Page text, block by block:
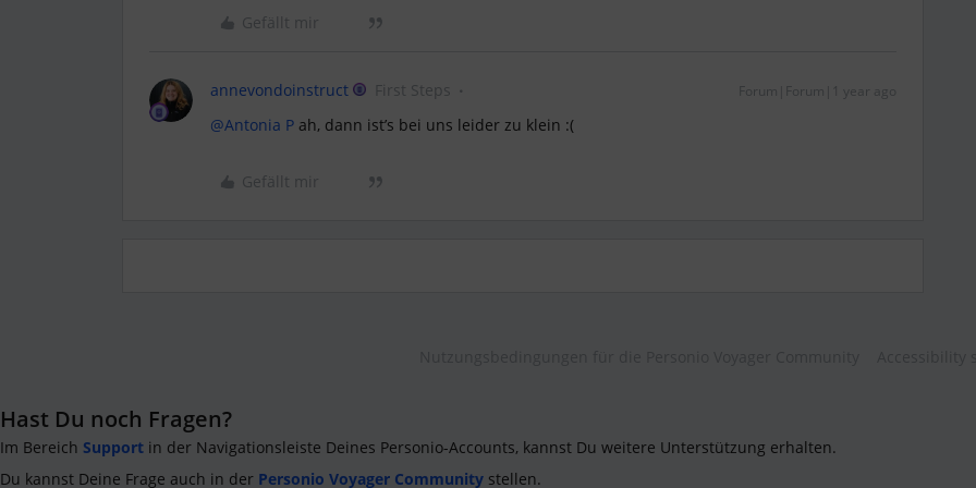
Gefällt mir
annevondoinstruct First Steps Forum|Forum|1 year ago
@Antonia P ah, dann ist’s bei uns leider zu klein :(
Gefällt mir
Hast Du noch Fragen?
Im Bereich Support in der Navigationsleiste Deines Personio-Accounts, kannst Du weitere Unterstützung erhalten.
Du kannst Deine Frage auch in der Personio Voyager Community stellen.